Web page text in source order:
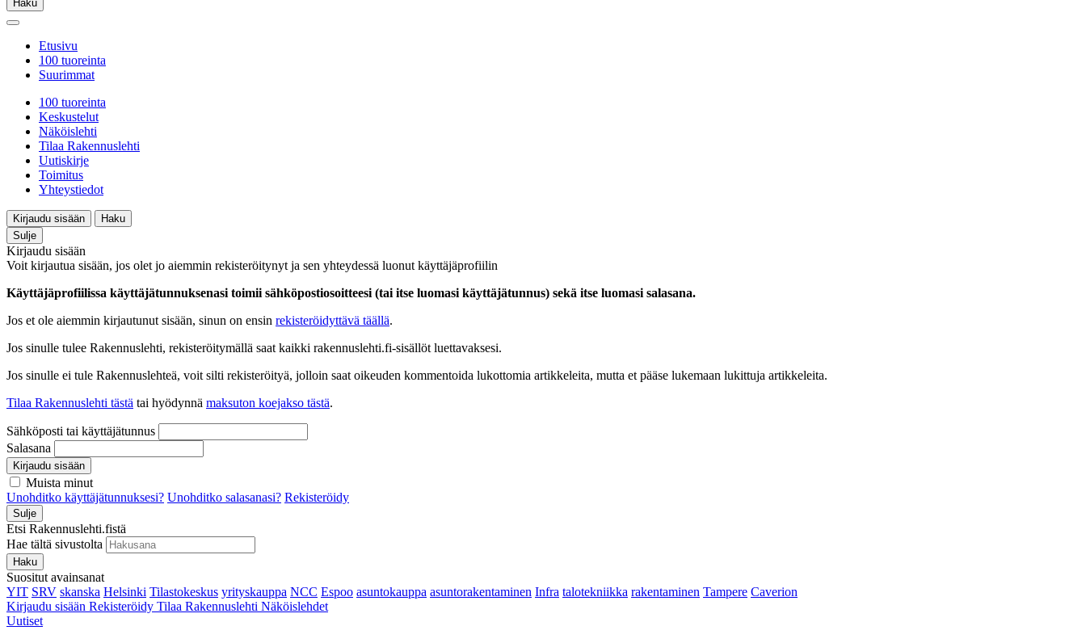
Haku
Etusivu
100 tuoreinta
Suurimmat
100 tuoreinta
Keskustelut
Näköislehti
Tilaa Rakennuslehti
Uutiskirje
Toimitus
Yhteystiedot
Kirjaudu sisään
Haku
Sulje
Kirjaudu sisään
Voit kirjautua sisään, jos olet jo aiemmin rekisteröitynyt ja sen yhteydessä luonut käyttäjäprofiilin
Käyttäjäprofiilissa käyttäjätunnuksenasi toimii sähköpostiosoitteesi (tai itse luomasi käyttäjätunnus) sekä itse luomasi salasana.
Jos et ole aiemmin kirjautunut sisään, sinun on ensin rekisteröidyttävä täällä.
Jos sinulle tulee Rakennuslehti, rekisteröitymällä saat kaikki rakennuslehti.fi-sisällöt luettavaksesi.
Jos sinulle ei tule Rakennuslehteä, voit silti rekisteröityä, jolloin saat oikeuden kommentoida lukottomia artikkeleita, mutta et pääse lukemaan lukittuja artikkeleita.
Tilaa Rakennuslehti tästä tai hyödynnä maksuton koejakso tästä.
Sähköposti tai käyttäjätunnus
Salasana
Kirjaudu sisään
Muista minut
Unohditko käyttäjätunnuksesi? Unohditko salasanasi? Rekisteröidy
Sulje
Etsi Rakennuslehti.fistä
Hae tältä sivustolta
Haku
Suositut avainsanat
YIT SRV skanska Helsinki Tilastokeskus yrityskauppa NCC Espoo asuntokauppa asuntorakentaminen Infra talotekniikka rakentaminen Tampere Caverion
Kirjaudu sisään Rekisteröidy Tilaa Rakennuslehti Näköislehdet
Uutiset